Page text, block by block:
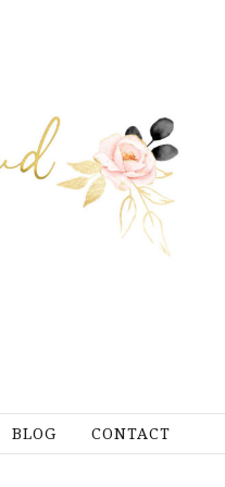
BLOG CONTACT